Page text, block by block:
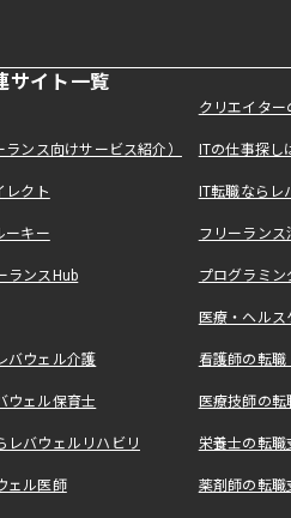
サイト一覧
クリエイタ
ンス向けサービス紹介） ITの仕事探
レクト IT転職なら
ーキー フリーラン
ランスHub プログラミ
医療・ヘル
バウェル介護 看護師の転
ウェル保育士 医療技師の
レバウェルリハビリ 栄養士の転
ェル医師 薬剤師の転